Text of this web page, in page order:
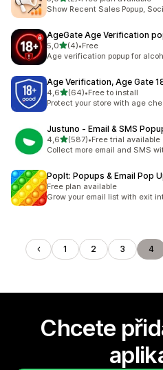
Celkový počet recenzí: 2
Show Recent Sales Popup,
AgeGate Age Verification
5,0z 5 hvězd
(4)
Celkový počet recenzí: 4
•Free
Age verification popup for
Age Verification, Age Gate
4,6z 5 hvězd
(64)
Celkový počet recenzí: 64
•Free to install
Protect your store with age
Justuno ‑ Email & SMS
4,6z 5 hvězd
(587)
Celkový počet recenzí: 587
•Free trial available
Collect more email and SMS
PopIt: Popups & Email Pop
Free plan available
Grow your email list with exit
1 2 3 4
Chcete